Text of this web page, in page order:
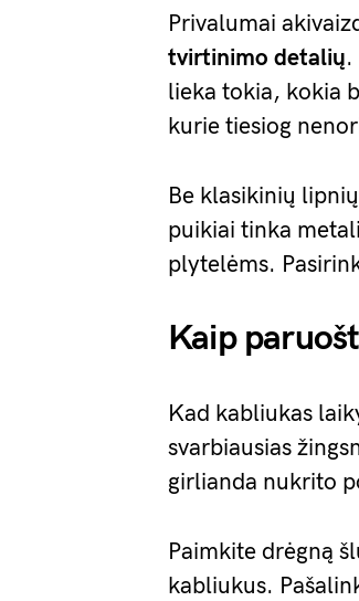
Privalumai
tvirtinimo detalių.
lieka tokia, kokia
kurie tiesiog
Be klasikinių
puikiai tinka
plytelėms.
Kaip
Kad kabliukas
svarbiausias
girlianda nukrito
Paimkite drėgną
kabliukus.